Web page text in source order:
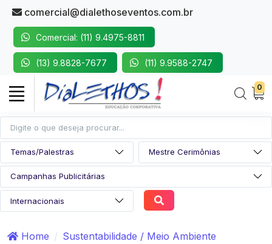
comercial@dialethoseventos.com.br
Comercial: (11) 9.4975-8811
(13) 9.8828-7677 (11) 9.9588-2747
0
Home
Sustentabilidade / Meio Ambiente